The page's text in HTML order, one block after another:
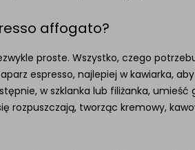
affogato?
proste. Wszystko, czego
espresso, najlepiej w kawiarka,
w szklanka lub filiżanka, umieść
rozpuszczają, tworząc kremowy,